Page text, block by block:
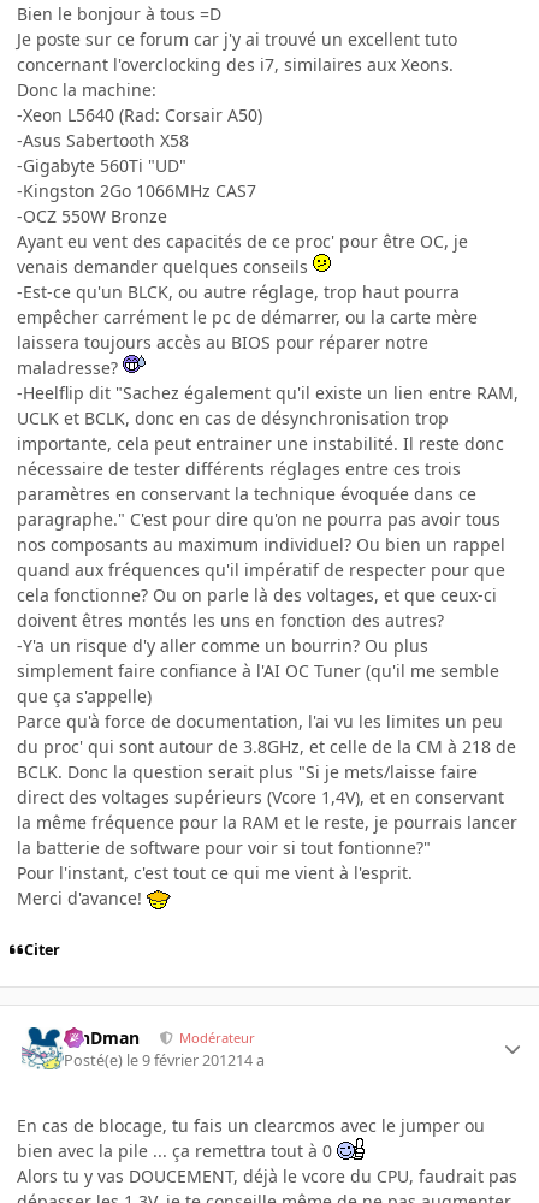
Bien le bonjour à tous =D
Je poste sur ce forum car j'y ai trouvé un excellent tuto
concernant l'overclocking des i7, similaires aux Xeons.
Donc la machine:
-Xeon L5640 (Rad: Corsair A50)
-Asus Sabertooth X58
-Gigabyte 560Ti "UD"
-Kingston 2Go 1066MHz CAS7
-OCZ 550W Bronze
Ayant eu vent des capacités de ce proc' pour être OC, je
venais demander quelques conseils
-Est-ce qu'un BLCK, ou autre réglage, trop haut pourra
empêcher carrément le pc de démarrer, ou la carte mère
laissera toujours accès au BIOS pour réparer notre
maladresse?
-Heelflip dit "Sachez également qu'il existe un lien entre RAM,
UCLK et BCLK, donc en cas de désynchronisation trop
importante, cela peut entrainer une instabilité. Il reste donc
nécessaire de tester différents réglages entre ces trois
paramètres en conservant la technique évoquée dans ce
paragraphe." C'est pour dire qu'on ne pourra pas avoir tous
nos composants au maximum individuel? Ou bien un rappel
quand aux fréquences qu'il impératif de respecter pour que
cela fonctionne? Ou on parle là des voltages, et que ceux-ci
doivent êtres montés les uns en fonction des autres?
-Y'a un risque d'y aller comme un bourrin? Ou plus
simplement faire confiance à l'AI OC Tuner (qu'il me semble
que ça s'appelle)
Parce qu'à force de documentation, l'ai vu les limites un peu
du proc' qui sont autour de 3.8GHz, et celle de la CM à 218 de
BCLK. Donc la question serait plus "Si je mets/laisse faire
direct des voltages supérieurs (Vcore 1,4V), et en conservant
la même fréquence pour la RAM et le reste, je pourrais lancer
la batterie de software pour voir si tout fontionne?"
Pour l'instant, c'est tout ce qui me vient à l'esprit.
Merci d'avance!
Citer
RinDman Modérateur
Posté(e) le 9 février 201214 a
En cas de blocage, tu fais un clearcmos avec le jumper ou
bien avec la pile ... ça remettra tout à 0
Alors tu y vas DOUCEMENT, déjà le vcore du CPU, faudrait pas